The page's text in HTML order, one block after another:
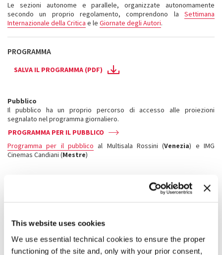
This website uses cookies
We use essential technical cookies to ensure the proper
functioning of the site and, only with your prior consent,
Le sezioni autonome e parallele, organizzate autonomamente
secondo un proprio regolamento, comprendono la Settimana
Internazionale della Critica e le Giornate degli Autori.
PROGRAMMA
SALVA IL PROGRAMMA (PDF)
Pubblico
Il pubblico ha un proprio percorso di accesso alle proiezioni
segnalato nel programma giornaliero.
PROGRAMMA PER IL PUBBLICO
Programma per il pubblico al Multisala Rossini (Venezia) e IMG
Cinemas Candiani (Mestre)
Gli accreditati hanno un proprio percorso di accesso alle proiezioni